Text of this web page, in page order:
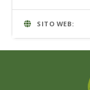
SITO WEB: